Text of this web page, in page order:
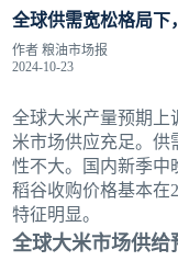
全球供需宽松格局下
作者粮油市场报
2024-10-23
全球大米产量预期上
米市场供应充足。供
性不大。国内新季中
稻谷收购价格基本在
特征明显。
全球大米市场供给